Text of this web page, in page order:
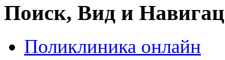
Поиск, Вид и
Поликлиника онлайн